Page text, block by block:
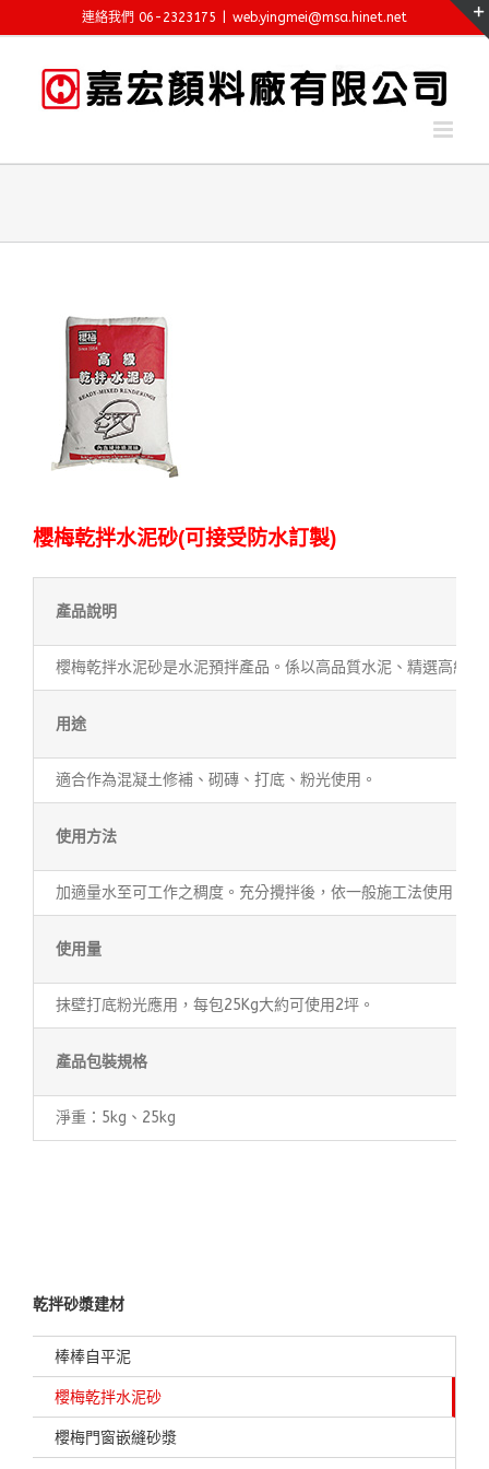
to
連絡我們 06-2323175 web.yingmei@msa.hinet.net
櫻梅乾拌水泥砂(可接受防水訂製)
產品說明
櫻梅乾拌水泥砂是水泥預拌產品。係以高品質水泥、精選高級
用途
適合作為混凝土修補、砌磚、打底、粉光使用。
使用方法
加適量水至可工作之稠度。充分攪拌後，依一般施工法使用。
使用量
抹壁打底粉光應用，每包25Kg大約可使用2坪。
產品包裝規格
淨重：5kg、25kg
乾拌砂漿建材
棒棒自平泥
櫻梅乾拌水泥砂
櫻梅門窗嵌縫砂漿